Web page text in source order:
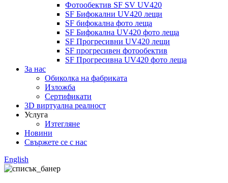
Фотообектив SF SV UV420
SF Бифокални UV420 лещи
SF бифокална фото леща
SF Бифокална UV420 фото леща
SF Прогресивни UV420 лещи
SF прогресивен фотообектив
SF Прогресивна UV420 фото леща
За нас
Обиколка на фабриката
Изложба
Сертификати
3D виртуална реалност
Услуга
Изтегляне
Новини
Свържете се с нас
English